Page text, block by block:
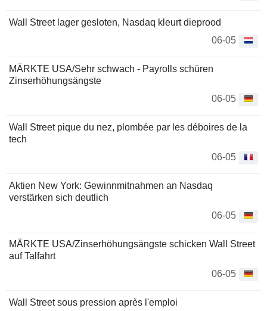
Wall Street lager gesloten, Nasdaq kleurt dieprood
06-05
MÄRKTE USA/Sehr schwach - Payrolls schüren
Zinserhöhungsängste
06-05
Wall Street pique du nez, plombée par les déboires de la
tech
06-05
Aktien New York: Gewinnmitnahmen an Nasdaq
verstärken sich deutlich
06-05
MÄRKTE USA/Zinserhöhungsängste schicken Wall Street
auf Talfahrt
06-05
Wall Street sous pression après l'emploi